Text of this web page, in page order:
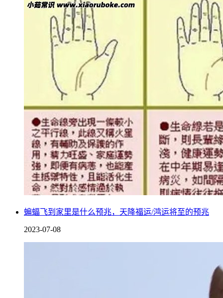
所以不用太过害怕，实在是害怕的话，可以将家中的玻璃窗都
打开，慢慢的驱赶它飞向外面，一般蝙蝠一会就会反应过来，
自己误入了人类的地盘，它们也会想办法自己飞出去的，也不
用因为这种现象太过恐慌，蝙蝠并没有入屋就不吉利的说法。
蝙蝠飞到家里是什么预兆，天降福运/鸿运将至的预兆
2023-07-08